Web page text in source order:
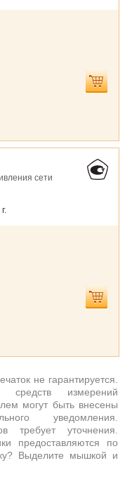
сети
не гарантируется.
средств измерений
могут быть внесены
уведомления.
требует уточнения.
предоставляются по
Выделите мышкой и